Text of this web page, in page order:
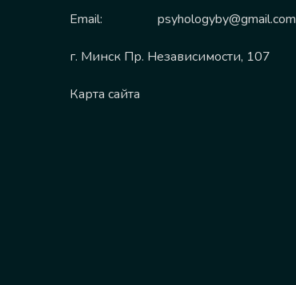
Email: psyhologyby@gmail.com
г. Минск Пр. Независимости, 107
Карта сайта